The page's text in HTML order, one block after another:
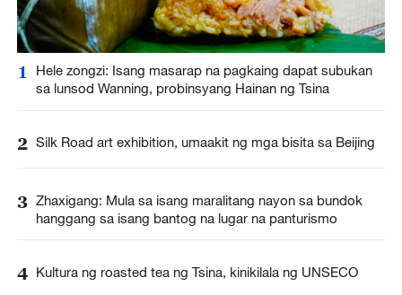
1
Hele zongzi: Isang masarap na pagkaing dapat subukan
sa lunsod Wanning, probinsyang Hainan ng Tsina
2 Silk Road art exhibition, umaakit ng mga bisita sa Beijing
3 Zhaxigang: Mula sa isang maralitang nayon sa bundok
hanggang sa isang bantog na lugar na panturismo
4 Kultura ng roasted tea ng Tsina, kinikilala ng UNSECO